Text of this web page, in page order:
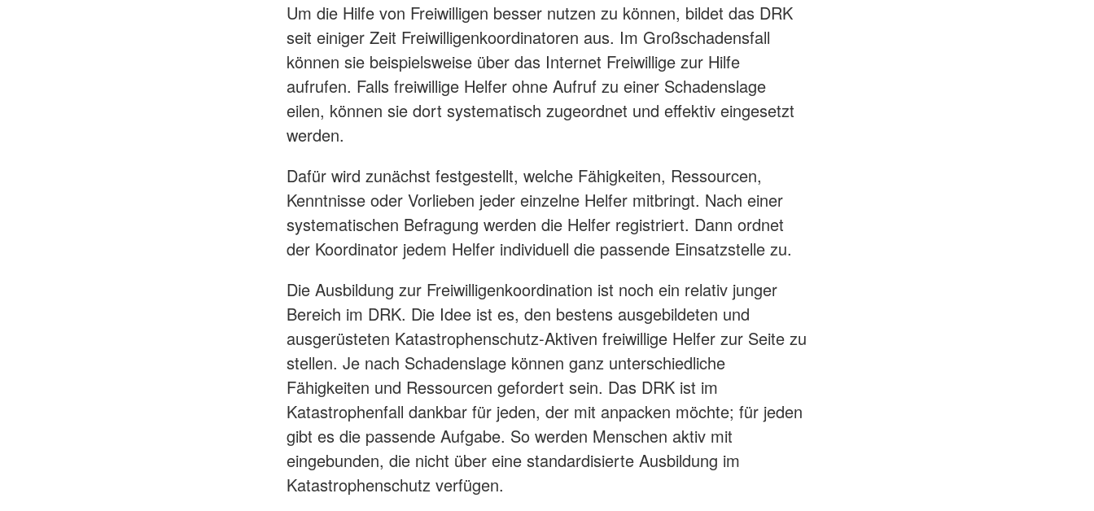
Um die Hilfe von Freiwilligen besser nutzen zu können, bildet das DRK
seit einiger Zeit Freiwilligenkoordinatoren aus. Im Großschadensfall
können sie beispielsweise über das Internet Freiwillige zur Hilfe
aufrufen. Falls freiwillige Helfer ohne Aufruf zu einer Schadenslage
eilen, können sie dort systematisch zugeordnet und effektiv eingesetzt
werden.
Dafür wird zunächst festgestellt, welche Fähigkeiten, Ressourcen,
Kenntnisse oder Vorlieben jeder einzelne Helfer mitbringt. Nach einer
systematischen Befragung werden die Helfer registriert. Dann ordnet
der Koordinator jedem Helfer individuell die passende Einsatzstelle zu.
Die Ausbildung zur Freiwilligenkoordination ist noch ein relativ junger
Bereich im DRK. Die Idee ist es, den bestens ausgebildeten und
ausgerüsteten Katastrophenschutz-Aktiven freiwillige Helfer zur Seite zu
stellen. Je nach Schadenslage können ganz unterschiedliche
Fähigkeiten und Ressourcen gefordert sein. Das DRK ist im
Katastrophenfall dankbar für jeden, der mit anpacken möchte; für jeden
gibt es die passende Aufgabe. So werden Menschen aktiv mit
eingebunden, die nicht über eine standardisierte Ausbildung im
Katastrophenschutz verfügen.